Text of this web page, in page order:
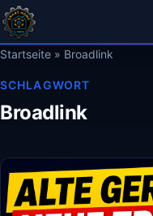
Startseite » Broadlink
SCHLAGWORT
Broadlink